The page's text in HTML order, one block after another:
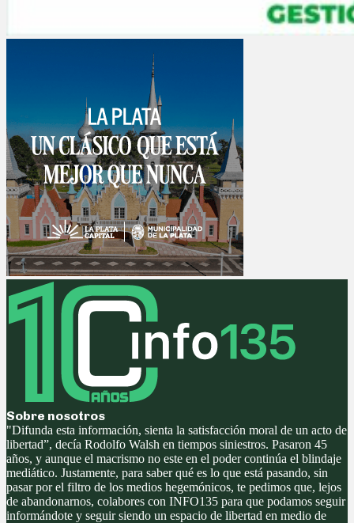
Sobre nosotros
"Difunda esta información, sienta la satisfacción moral de un acto de
libertad”, decía Rodolfo Walsh en tiempos siniestros. Pasaron 45
años, y aunque el macrismo no este en el poder continúa el blindaje
mediático. Justamente, para saber qué es lo que está pasando, sin
pasar por el filtro de los medios hegemónicos, te pedimos que, lejos
de abandonarnos, colabores con INFO135 para que podamos seguir
informándote y seguir siendo un espacio de libertad en medio de